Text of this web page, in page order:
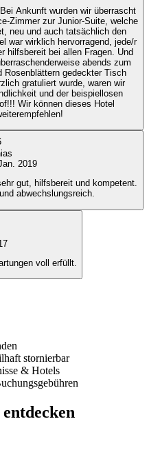
Ankunft wurden wir überrascht
Zimmer zur Junior-Suite, welche
neu und auch tatsächlich den
war wirklich hervorragend, jede/r
hilfsbereit bei allen Fragen. Und
abends zum
Rosenblättern gedeckter Tisch
gratuliert wurde, waren wir
und der beispiellosen
Wir können dieses Hotel
2019
gut, hilfsbereit und kompetent.
abwechslungsreich.
voll erfüllt.
stornierbar
& Hotels